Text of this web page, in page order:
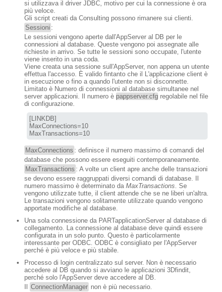
si utilizzava il driver JDBC, motivo per cui la connessione è ora
più veloce.
Gli script creati da Consulting possono rimanere sui clienti.
Sessioni :
Le sessioni vengono aperte dall'AppServer al DB per le
connessioni al database. Queste vengono poi assegnate alle
richieste in arrivo. Se tutte le sessioni sono occupate, l'utente
viene inserito in una coda.
Viene creata una sessione sull'AppServer, non appena un utente
effettua l'accesso. È valido fintanto che il L'applicazione client è
in esecuzione o fino a quando l'utente non si disconnette.
Limitato è Numero di connessioni al database simultanee nel
server applicazioni. Il numero è pappserver.cfg regolabile nel file
di configurazione.
[LINKDB]
MaxConnections=10
MaxTransactions=10
MaxConnections : definisce il numero massimo di comandi del
database che possono essere eseguiti contemporaneamente.
MaxTransactions : A volte un client apre anche delle transazioni
se devono essere raggruppati diversi comandi di database. Il
numero massimo è determinato da MaxTransactions . Se
vengono utilizzate tutte, il client attende che se ne liberi un'altra.
Le transazioni vengono solitamente utilizzate quando vengono
apportate modifiche al database.
Una sola connessione da PARTapplicationServer al database di
collegamento. La connessione al database deve quindi essere
configurata in un solo punto. Questo è particolarmente
interessante per ODBC. ODBC è consigliato per l'AppServer
perché è più veloce e più stabile.
Processo di login centralizzato sul server. Non è necessario
accedere al DB quando si avviano le applicazioni 3Dfindit,
perché solo l'AppServer deve accedere al DB.
Il ConnectionManager non è più necessario.